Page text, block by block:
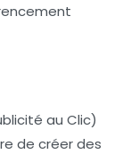
au Clic)
de créer des